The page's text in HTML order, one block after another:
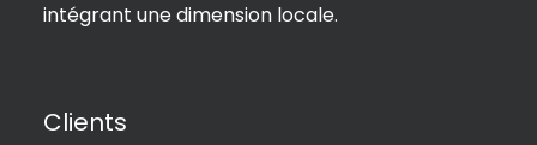
intégrant une dimension locale.
Clients